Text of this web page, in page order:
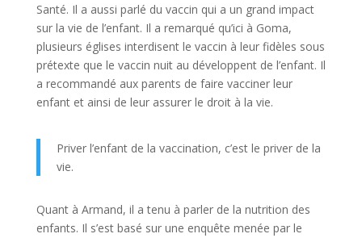
Santé. Il a aussi parlé du vaccin qui a un grand impact
sur la vie de l’enfant. Il a remarqué qu’ici à Goma,
plusieurs églises interdisent le vaccin à leur fidèles sous
prétexte que le vaccin nuit au développent de l’enfant. Il
a recommandé aux parents de faire vacciner leur
enfant et ainsi de leur assurer le droit à la vie.
Priver l’enfant de la vaccination, c’est le priver de la
vie.
Quant à Armand, il a tenu à parler de la nutrition des
enfants. Il s’est basé sur une enquête menée par le